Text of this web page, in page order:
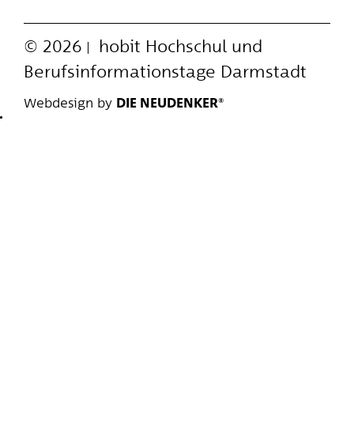
© 2026 hobit Hochschul und
Berufsinformationstage Darmstadt
Webdesign by DIE NEUDENKER®